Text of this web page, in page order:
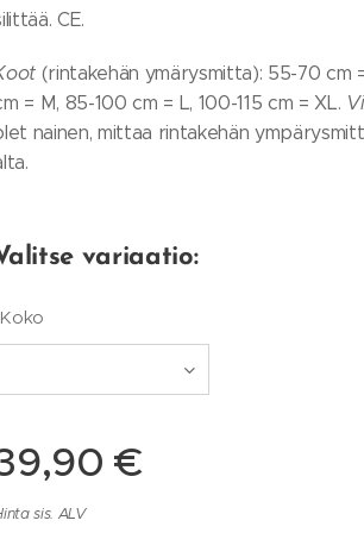
CE.
(rintakehän ymärysmitta): 55-70 cm
= M, 85-100 cm = L, 100-115 cm = XL.
nainen, mittaa rintakehän
variaatio:
Koko
€
sis. ALV